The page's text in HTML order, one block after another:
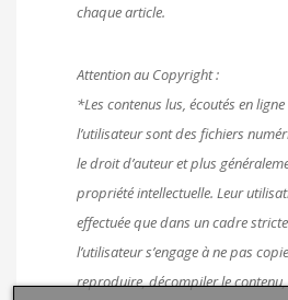
chaque article.
Attention au Copyright :
*Les contenus lus, écoutés en
l’utilisateur sont des fichiers
le droit d’auteur et plus
propriété intellectuelle. Leur
effectuée que dans un cadre
l’utilisateur s’engage à ne pas
reproduire, décompiler le